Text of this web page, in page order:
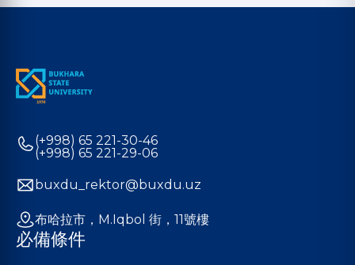
(+998) 65 221-30-46
(+998) 65 221-29-06
buxdu_rektor@buxdu.uz
布哈拉市，M.Iqbol 街，11號樓
必備條件